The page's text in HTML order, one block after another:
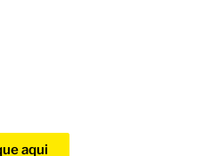
aqui